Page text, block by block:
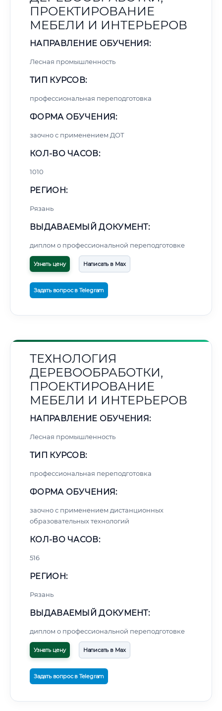
ПРОЕКТИРОВАНИЕ
МЕБЕЛИ И ИНТЕРЬЕРОВ
НАПРАВЛЕНИЕ ОБУЧЕНИЯ:
Лесная промышленность
ТИП КУРСОВ:
профессиональная переподготовка
ФОРМА ОБУЧЕНИЯ:
заочно с применением ДОТ
КОЛ-ВО ЧАСОВ:
1010
РЕГИОН:
Рязань
ВЫДАВАЕМЫЙ ДОКУМЕНТ:
диплом о профессиональной переподготовке
Узнать цену Написать в Max
Задать вопрос в Telegram
ТЕХНОЛОГИЯ
ДЕРЕВООБРАБОТКИ,
ПРОЕКТИРОВАНИЕ
МЕБЕЛИ И ИНТЕРЬЕРОВ
НАПРАВЛЕНИЕ ОБУЧЕНИЯ:
Лесная промышленность
ТИП КУРСОВ:
профессиональная переподготовка
ФОРМА ОБУЧЕНИЯ:
заочно с применением дистанционных
образовательных технологий
КОЛ-ВО ЧАСОВ:
516
РЕГИОН:
Рязань
ВЫДАВАЕМЫЙ ДОКУМЕНТ:
диплом о профессиональной переподготовке
Узнать цену Написать в Max
Задать вопрос в Telegram